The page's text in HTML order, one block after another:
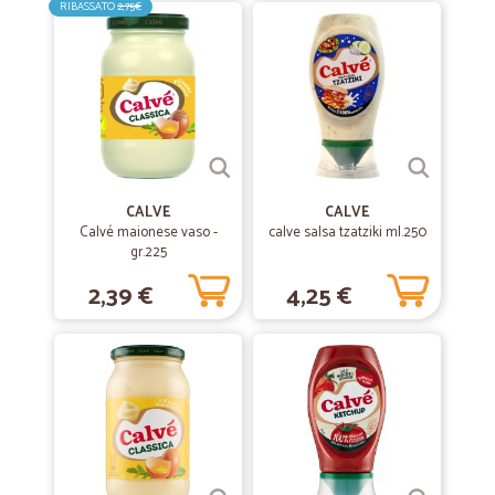
Buona molto buona
—Antonio C.
Qualità e rapidità
Qualità e rapidità
25/01/2020
—Antonella P.
Celeri nella consegna...
Celeri nella consegna... Prodotti di qualità. . E prezzi un po alti ... Ma
con sconti ragionevoli
—Fulvio C.
Ho acquistato beni difficili da…
Ho acquistato beni difficili da reperire. Ricevuti velocemente e senza
RIBASSATO2,75€
CALVE
Calvé maionese vaso -
gr.225
2,39 €
CALVE
calve salsa tzatziki ml.250
4,25 €